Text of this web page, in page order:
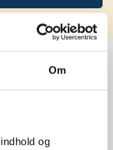
Om
og